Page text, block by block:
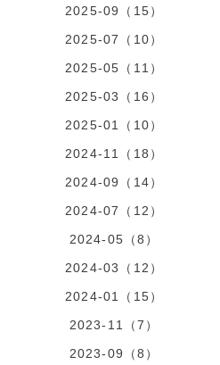
2025-09（15）
2025-07（10）
2025-05（11）
2025-03（16）
2025-01（10）
2024-11（18）
2024-09（14）
2024-07（12）
2024-05（8）
2024-03（12）
2024-01（15）
2023-11（7）
2023-09（8）